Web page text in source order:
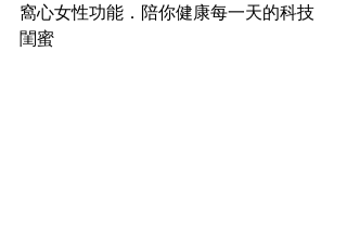
窩心女性功能．陪你健康每一天的科技
閨蜜